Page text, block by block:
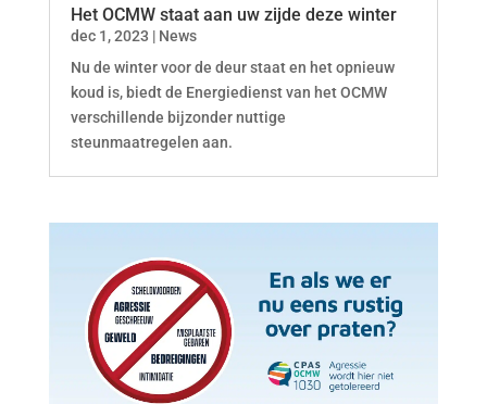
Het OCMW staat aan uw zijde deze winter
dec 1, 2023 | News
Nu de winter voor de deur staat en het opnieuw
koud is, biedt de Energiedienst van het OCMW
verschillende bijzonder nuttige
steunmaatregelen aan.